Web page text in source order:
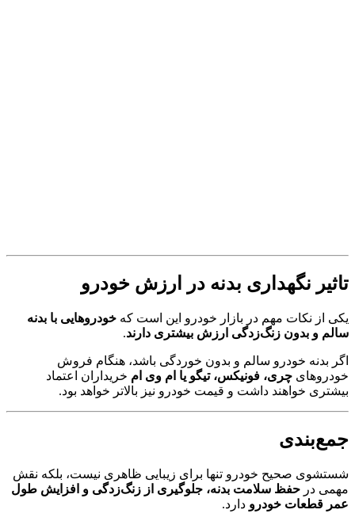
تاثیر نگهداری بدنه در ارزش خودرو
یکی از نکات مهم در بازار خودرو این است که خودروهایی با بدنه
سالم و بدون زنگ‌زدگی ارزش بیشتری دارند.
اگر بدنه خودرو سالم و بدون خوردگی باشد، هنگام فروش
خودروهای چری، فونیکس، تیگو یا ام وی ام خریداران اعتماد
بیشتری خواهند داشت و قیمت خودرو نیز بالاتر خواهد بود.
جمع‌بندی
شستشوی صحیح خودرو تنها برای زیبایی ظاهری نیست، بلکه نقش
مهمی در حفظ سلامت بدنه، جلوگیری از زنگ‌زدگی و افزایش طول
عمر قطعات خودرو دارد.